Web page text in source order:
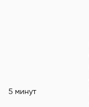
5 минут